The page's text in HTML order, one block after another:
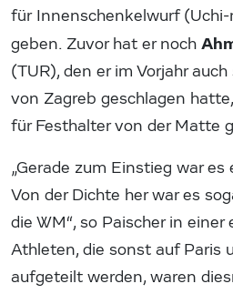
für Innenschenkelwurf
geben. Zuvor hat er noch
(TUR), den er im Vorjahr
von Zagreb geschlagen
für Festhalter von der Matte
„Gerade zum Einstieg war es
Von der Dichte her war es
die WM“, so Paischer in einer
Athleten, die sonst auf Paris
aufgeteilt werden, waren